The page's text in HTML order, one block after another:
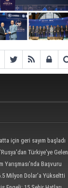
için geri sayım başladı
Türkiye'ye Gelen
Yarışması'nda Başvuru
Milyon Dolar’a Yükseltti